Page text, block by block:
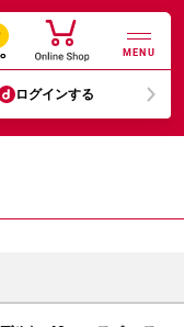
MENU
ログインする